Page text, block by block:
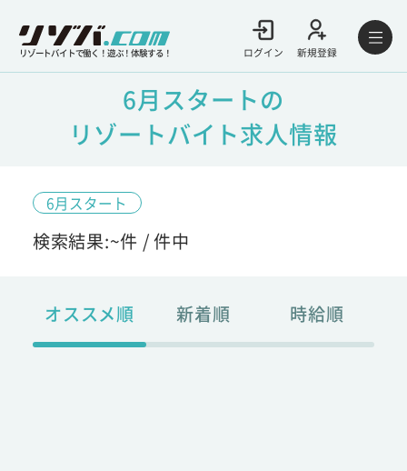
リゾートバイトで働く！遊ぶ！体験する！ ログイン 新規登録
6月スタートの
リゾートバイト求人情報
6月スタート
検索結果:~件 /件中
オススメ順 新着順 時給順